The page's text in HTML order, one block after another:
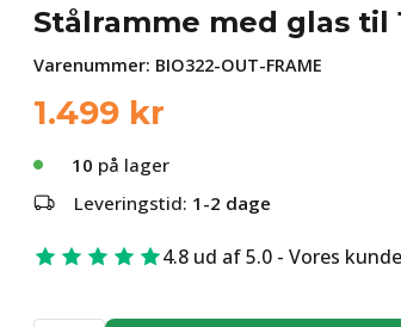
Stålramme med glas til
Varenummer: BIO322-OUT-FRAME
1.499 kr
10 på lager
Leveringstid: 1-2 dage
4.8 ud af 5.0 - Vores